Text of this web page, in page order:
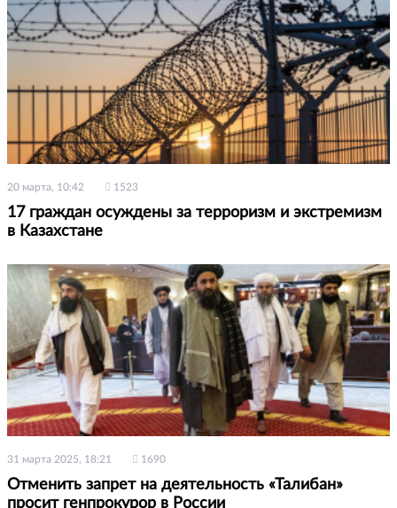
20 марта, 10:42 1523
17 граждан осуждены за терроризм и экстремизм
в Казахстане
31 марта 2025, 18:21 1690
Отменить запрет на деятельность «Талибан»
просит генпрокурор в России